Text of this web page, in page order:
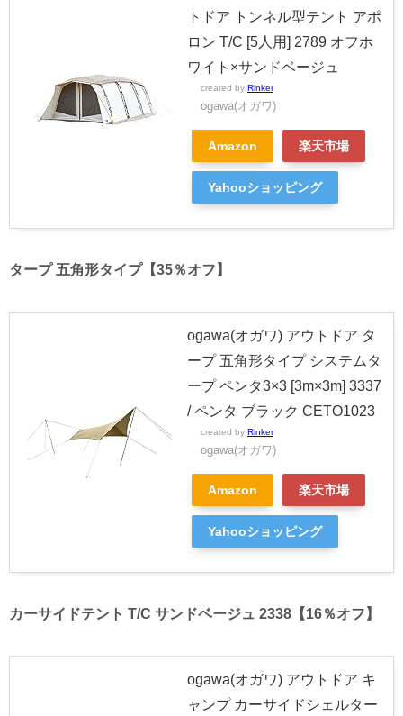
トドア トンネル型テント アポ
ロン T/C [5人用] 2789 オフホ
ワイト×サンドベージュ
created by Rinker
ogawa(オガワ)
Amazon 楽天市場
Yahooショッピング
タープ 五角形タイプ【35％オフ】
ogawa(オガワ) アウトドア タ
ープ 五角形タイプ システムタ
ープ ペンタ3×3 [3m×3m] 3337
/ ペンタ ブラック CETO1023
created by Rinker
ogawa(オガワ)
Amazon 楽天市場
Yahooショッピング
カーサイドテント T/C サンドベージュ 2338【16％オフ】
ogawa(オガワ) アウトドア キ
ャンプ カーサイドシェルター